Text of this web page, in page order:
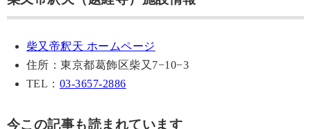
柴又帝釈天 ホームページ
住所：東京都葛飾区柴又7−10−3
TEL： 03-3657-2886
今この記事も読まれています